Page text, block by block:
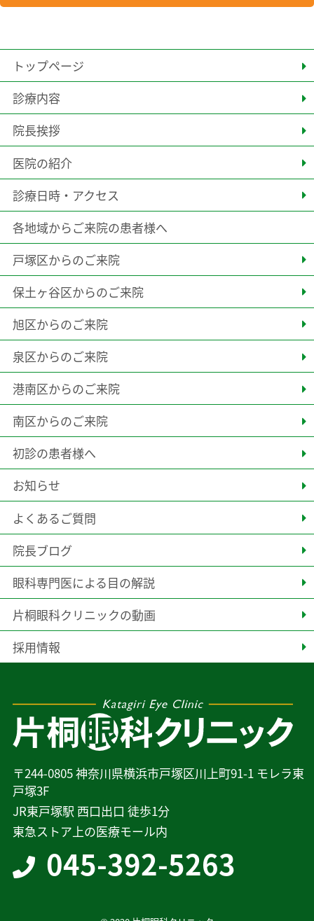
〒244-0805 神奈川県横浜市戸塚区川上町91-1 モレラ東
戸塚3F
JR東戸塚駅 西口出口 徒歩1分
東急ストア上の医療モール内
045-392-5263
トップページ
診療内容
院長挨拶
医院の紹介
診療日時・アクセス
各地域からご来院の患者様へ
戸塚区からのご来院
保土ヶ谷区からのご来院
旭区からのご来院
泉区からのご来院
港南区からのご来院
南区からのご来院
初診の患者様へ
お知らせ
よくあるご質問
院長ブログ
眼科専門医による目の解説
片桐眼科クリニックの動画
採用情報